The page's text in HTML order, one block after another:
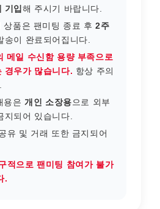
기입 해 주시기 바랍니다.
상품은 팬미팅 종료 후2주
송이 완료되어집니다.
메일 수신함 용량 부족으로
경우가 많습니다. 항상 주의
용은개인 소장용으로 외부
지되어 있습니다.
유 및 거래 또한 금지되어
적으로 팬미팅 참여가 불가
.